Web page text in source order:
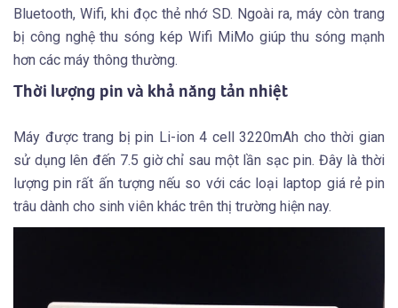
Bluetooth, Wifi, khi đọc thẻ nhớ SD. Ngoài ra, máy còn trang
bị công nghệ thu sóng kép Wifi MiMo giúp thu sóng mạnh
hơn các máy thông thường.
Thời lượng pin và khả năng tản nhiệt
Máy được trang bị pin Li-ion 4 cell 3220mAh cho thời gian
sử dụng lên đến 7.5 giờ chỉ sau một lần sạc pin. Đây là thời
lượng pin rất ấn tượng nếu so với các loại laptop giá rẻ pin
trâu dành cho sinh viên khác trên thị trường hiện nay.